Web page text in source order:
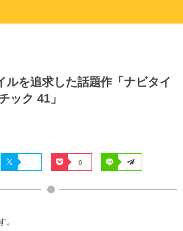
ルを追求した話題作「ナビタイ
ック 41」
0
。